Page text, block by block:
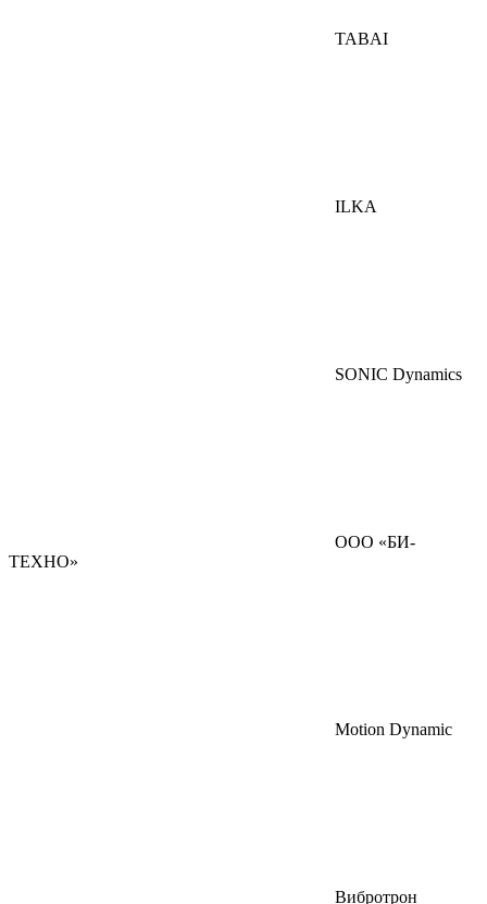
TABAI
ILKA
SONIC Dynamics
ООО «БИ-
ТЕХНО»
Motion Dynamic
Вибротрон